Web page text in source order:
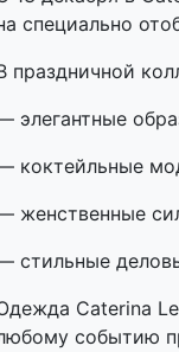
специально
праздничной
элегантные
коктейльные
женственные
стильные
Caterina
событию